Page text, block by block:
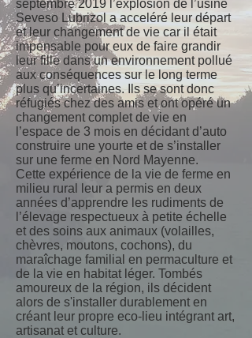
septembre 2019 l’explosion de l’usine
Seveso Lubrizol a acceléré leur départ
et leur changement de vie car il était
impensable pour eux de faire grandir
leur fille dans un environnement pollué
aux conséquences sur le long terme
plus qu’incertaines. Ils se sont donc
réfugiés chez des amis et ont opéré un
changement complet de vie en
l’espace de 3 mois en décidant d’auto
construire une yourte et de s’installer
sur une ferme en Nord Mayenne.
Cette expérience de la vie de ferme en
milieu rural leur a permis en deux
années d’apprendre les rudiments de
l’élevage respectueux à petite échelle
et des soins aux animaux (volailles,
chèvres, moutons, cochons), du
maraîchage familial en permaculture et
de la vie en habitat léger. Tombés
amoureux de la région, ils décident
alors de s'installer durablement en
créant leur propre eco-lieu intégrant art,
artisanat et culture.